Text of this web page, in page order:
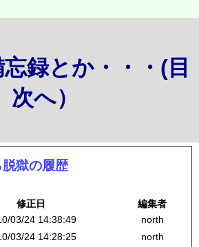
録とか・・・(目
次へ）
獄の履歴
修正日
編集者
03/24 14:38:49
north
03/24 14:28:25
north